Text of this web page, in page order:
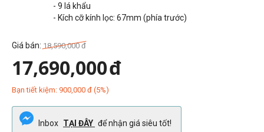
- 9 lá khẩu
- Kích cỡ kính lọc: 67mm (phía trước)
Giá bán: 18,590,000 đ
17,690,000đ
Bạn tiết kiệm: 900,000 đ (5%)
Inbox TẠI ĐÂY để nhận giá siêu tốt!